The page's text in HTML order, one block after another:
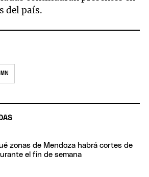
del país.
zonas de Mendoza habrá cortes de
el fin de semana